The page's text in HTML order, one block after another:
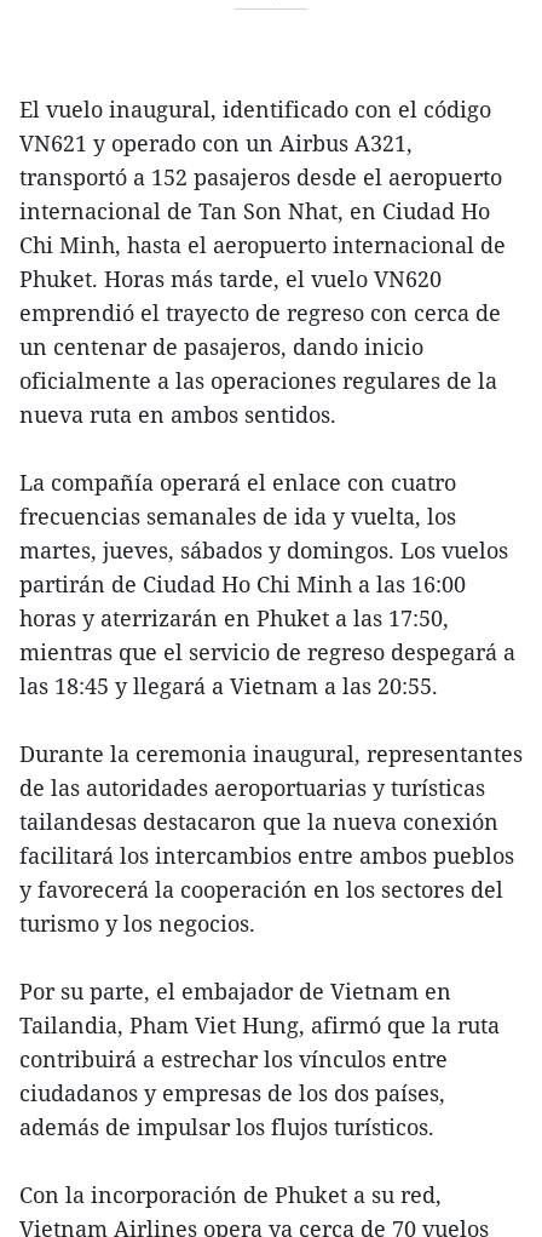
El vuelo inaugural, identificado con el código
VN621 y operado con un Airbus A321,
transportó a 152 pasajeros desde el aeropuerto
internacional de Tan Son Nhat, en Ciudad Ho
Chi Minh, hasta el aeropuerto internacional de
Phuket. Horas más tarde, el vuelo VN620
emprendió el trayecto de regreso con cerca de
un centenar de pasajeros, dando inicio
oficialmente a las operaciones regulares de la
nueva ruta en ambos sentidos.
La compañía operará el enlace con cuatro
frecuencias semanales de ida y vuelta, los
martes, jueves, sábados y domingos. Los vuelos
partirán de Ciudad Ho Chi Minh a las 16:00
horas y aterrizarán en Phuket a las 17:50,
mientras que el servicio de regreso despegará a
las 18:45 y llegará a Vietnam a las 20:55.
Durante la ceremonia inaugural, representantes
de las autoridades aeroportuarias y turísticas
tailandesas destacaron que la nueva conexión
facilitará los intercambios entre ambos pueblos
y favorecerá la cooperación en los sectores del
turismo y los negocios.
Por su parte, el embajador de Vietnam en
Tailandia, Pham Viet Hung, afirmó que la ruta
contribuirá a estrechar los vínculos entre
ciudadanos y empresas de los dos países,
además de impulsar los flujos turísticos.
Con la incorporación de Phuket a su red,
Vietnam Airlines opera ya cerca de 70 vuelos